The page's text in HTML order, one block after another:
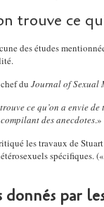
trouve ce
des études
du Journal of Sexual
ce qu’on a envie
des anecdotes.»
les travaux de
spécifiques. («
par